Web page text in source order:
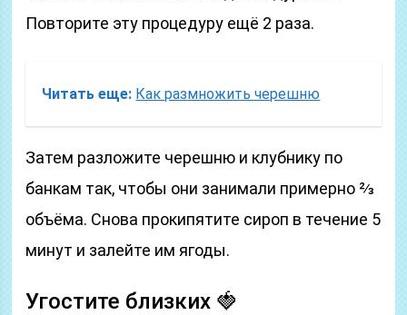
Повторите эту процедуру ещё 2 раза.
Читать еще: Как размножить черешню
Затем разложите черешню и клубнику по
банкам так, чтобы они занимали примерно ⅔
объёма. Снова прокипятите сироп в течение 5
минут и залейте им ягоды.
Угостите близких 🍓